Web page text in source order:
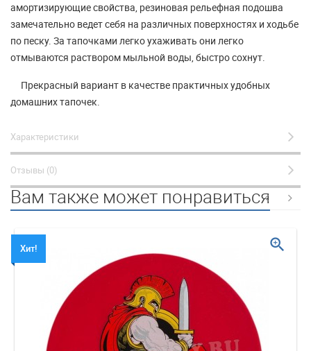
амортизирующие свойства, резиновая рельефная подошва
замечательно ведет себя на различных поверхностях и ходьбе
по песку. За тапочками легко ухаживать они легко
отмываются раствором мыльной воды, быстро сохнут.
Прекрасный вариант в качестве практичных удобных
домашних тапочек.
Характеристики
Отзывы (0)
Вам также может понравиться
Хит! zoom_in